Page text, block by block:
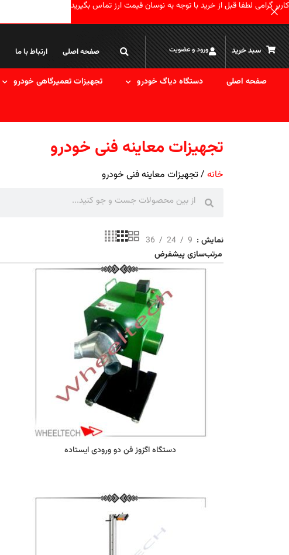
سبد خرید ورود و عضویت صفحه اصلی ارتباط با ما
صفحه اصلی دستگاه دیاگ خودرو تجهیزات تعمیرگاهی خودرو
تجهیزات معاینه فنی خودرو
خانه تجهیزات معاینه فنی خودرو
نمایش 9
24
36
دستگاه اگزوز فن دو ورودی ایستاده
کاربر گرامی لطفا قبل از خرید با توجه به نوسان قیمت ارز تماس بگیرید